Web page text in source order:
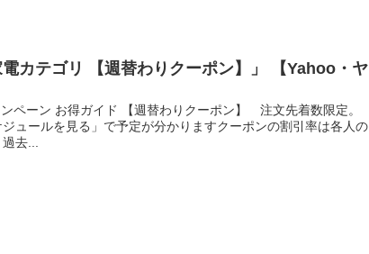
電カテゴリ 【週替わりクーポン】」 【Yahoo・ヤ
ペーン お得ガイド 【週替わりクーポン】 注文先着数限定。
ュールを見る」で予定が分かりますクーポンの割引率は各人の
去...